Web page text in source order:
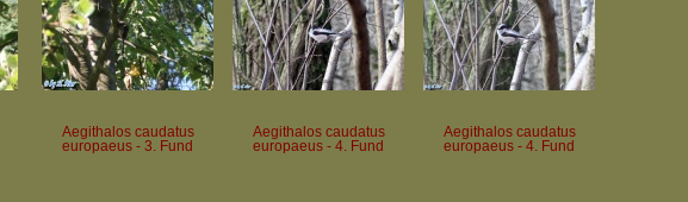
Aegithalos caudatus
europaeus - 3. Fund
Aegithalos caudatus
europaeus - 4. Fund
Aegithalos caudatus
europaeus - 4. Fund